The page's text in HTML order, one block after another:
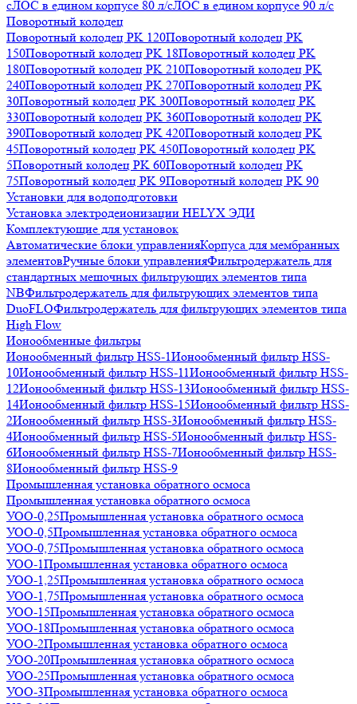
сЛОС в едином корпусе 80 л/сЛОС в едином корпусе 90 л/с
Поворотный колодец
Поворотный колодец PK 120Поворотный колодец PK
150Поворотный колодец PK 18Поворотный колодец PK
180Поворотный колодец PK 210Поворотный колодец PK
240Поворотный колодец PK 270Поворотный колодец PK
30Поворотный колодец PK 300Поворотный колодец PK
330Поворотный колодец PK 360Поворотный колодец PK
390Поворотный колодец PK 420Поворотный колодец PK
45Поворотный колодец PK 450Поворотный колодец PK
5Поворотный колодец PK 60Поворотный колодец PK
75Поворотный колодец PK 9Поворотный колодец PK 90
Установки для водоподготовки
Установка электродеионизации HELYX ЭДИ
Комплектующие для установок
Автоматические блоки управленияКорпуса для мембранных
элементовРучные блоки управленияФильтродержатель для
стандартных мешочных фильтрующих элементов типа
NBФильтродержатель для фильтрующих элементов типа
DuoFLOФильтродержатель для фильтрующих элементов типа
High Flow
Ионообменные фильтры
Ионообменный фильтр HSS-1Ионообменный фильтр HSS-
10Ионообменный фильтр HSS-11Ионообменный фильтр HSS-
12Ионообменный фильтр HSS-13Ионообменный фильтр HSS-
14Ионообменный фильтр HSS-15Ионообменный фильтр HSS-
2Ионообменный фильтр HSS-3Ионообменный фильтр HSS-
4Ионообменный фильтр HSS-5Ионообменный фильтр HSS-
6Ионообменный фильтр HSS-7Ионообменный фильтр HSS-
8Ионообменный фильтр HSS-9
Промышленная установка обратного осмоса
Промышленная установка обратного осмоса
УОО-0,25Промышленная установка обратного осмоса
УОО-0,5Промышленная установка обратного осмоса
УОО-0,75Промышленная установка обратного осмоса
УОО-1Промышленная установка обратного осмоса
УОО-1,25Промышленная установка обратного осмоса
УОО-1,75Промышленная установка обратного осмоса
УОО-15Промышленная установка обратного осмоса
УОО-18Промышленная установка обратного осмоса
УОО-2Промышленная установка обратного осмоса
УОО-20Промышленная установка обратного осмоса
УОО-25Промышленная установка обратного осмоса
УОО-3Промышленная установка обратного осмоса